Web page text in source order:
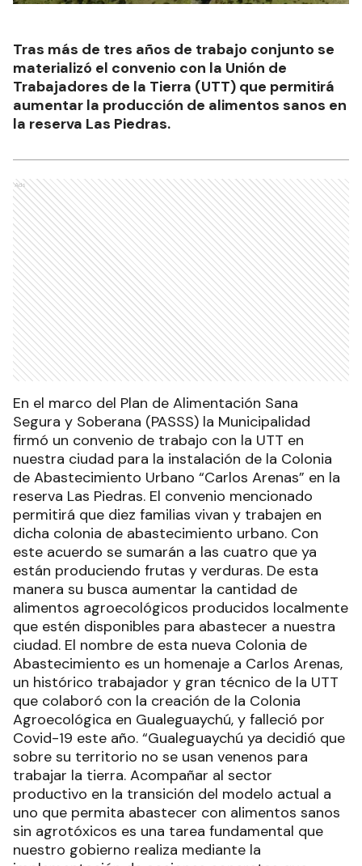
Tras más de tres años de trabajo conjunto se
materializó el convenio con la Unión de
Trabajadores de la Tierra (UTT) que permitirá
aumentar la producción de alimentos sanos en
la reserva Las Piedras.
Ads
En el marco del Plan de Alimentación Sana
Segura y Soberana (PASSS) la Municipalidad
firmó un convenio de trabajo con la UTT en
nuestra ciudad para la instalación de la Colonia
de Abastecimiento Urbano “Carlos Arenas” en la
reserva Las Piedras. El convenio mencionado
permitirá que diez familias vivan y trabajen en
dicha colonia de abastecimiento urbano. Con
este acuerdo se sumarán a las cuatro que ya
están produciendo frutas y verduras. De esta
manera su busca aumentar la cantidad de
alimentos agroecológicos producidos localmente
que estén disponibles para abastecer a nuestra
ciudad. El nombre de esta nueva Colonia de
Abastecimiento es un homenaje a Carlos Arenas,
un histórico trabajador y gran técnico de la UTT
que colaboró con la creación de la Colonia
Agroecológica en Gualeguaychú, y falleció por
Covid-19 este año. “Gualeguaychú ya decidió que
sobre su territorio no se usan venenos para
trabajar la tierra. Acompañar al sector
productivo en la transición del modelo actual a
uno que permita abastecer con alimentos sanos
sin agrotóxicos es una tarea fundamental que
nuestro gobierno realiza mediante la